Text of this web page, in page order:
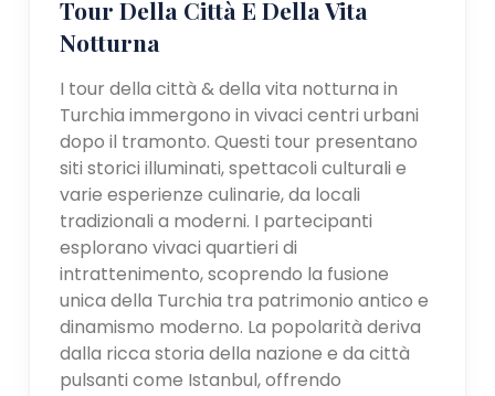
Tour Della Città E Della Vita
Notturna
I tour della città & della vita notturna in
Turchia immergono in vivaci centri urbani
dopo il tramonto. Questi tour presentano
siti storici illuminati, spettacoli culturali e
varie esperienze culinarie, da locali
tradizionali a moderni. I partecipanti
esplorano vivaci quartieri di
intrattenimento, scoprendo la fusione
unica della Turchia tra patrimonio antico e
dinamismo moderno. La popolarità deriva
dalla ricca storia della nazione e da città
pulsanti come Istanbul, offrendo